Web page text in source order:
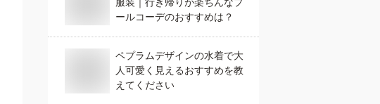
ールコーデのおすすめは？
ペプラムデザインの水着で大
人可愛く見えるおすすめを教
えてください